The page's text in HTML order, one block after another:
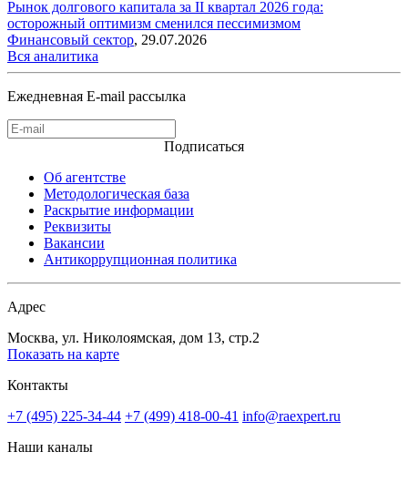
Рынок долгового капитала за II квартал 2026 года:
осторожный оптимизм сменился пессимизмом
Финансовый сектор, 29.07.2026
Вся аналитика
Ежедневная E-mail рассылка
Подписаться
Об агентстве
Методологическая база
Раскрытие информации
Реквизиты
Вакансии
Антикоррупционная политика
Адрес
Москва, ул. Николоямская, дом 13, стр.2
Показать на карте
Контакты
+7 (495) 225-34-44 +7 (499) 418-00-41 info@raexpert.ru
Наши каналы